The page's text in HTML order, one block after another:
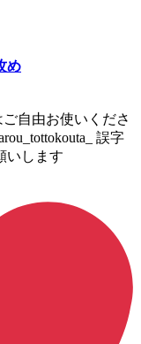
め
由お使いくださ
誤字
いします